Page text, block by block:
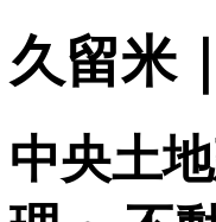
久留米
中央土